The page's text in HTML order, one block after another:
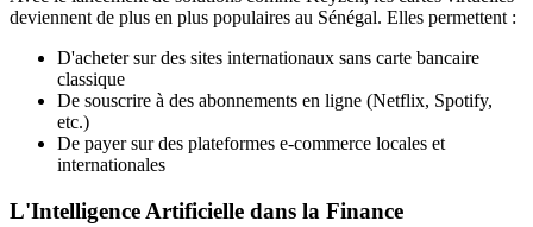
deviennent de plus en plus populaires au Sénégal. Elles permettent :
D'acheter sur des sites internationaux sans carte bancaire
classique
De souscrire à des abonnements en ligne (Netflix, Spotify,
etc.)
De payer sur des plateformes e-commerce locales et
internationales
L'Intelligence Artificielle dans la Finance